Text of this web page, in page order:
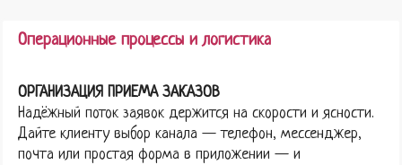
Операционные процессы и логистика
ОРГАНИЗАЦИЯ ПРИЕМА ЗАКАЗОВ
Надёжный поток заявок держится на скорости и ясности.
Дайте клиенту выбор канала — телефон, мессенджер,
почта или простая форма в приложении — и